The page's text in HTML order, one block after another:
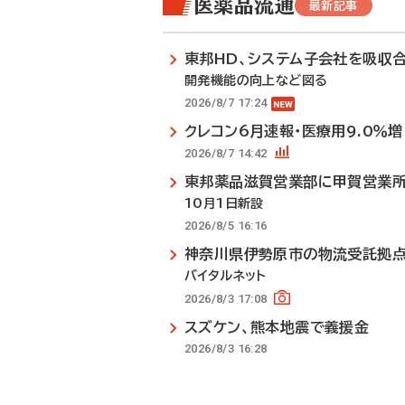
医薬品流通 最新記事
東邦HD、システム子会社を吸収
開発機能の向上など図る
2026/8/7 17:24
クレコン6月速報・医療用9.0％増
2026/8/7 14:42
東邦薬品滋賀営業部に甲賀営業
10月1日新設
2026/8/5 16:16
神奈川県伊勢原市の物流受託拠
バイタルネット
2026/8/3 17:08
スズケン、熊本地震で義援金
2026/8/3 16:28